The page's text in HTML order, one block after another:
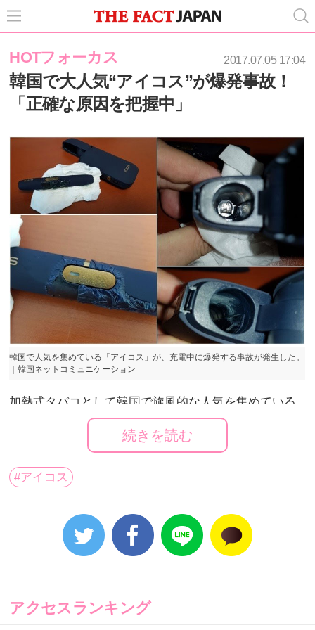
HOTフォーカス 2017.07.05 17:04
韓国で大人気“アイコス”が爆発事故！
「正確な原因を把握中」
韓国で人気を集めている「アイコス」が、充電中に爆発する事故が発生した。
｜韓国ネットコミュニケーション
加熱式タバコとして韓国で旋風的な人気を集めている
「IQOS（アイコス）」が、充電中に爆発する事故が発
生した。人命被害はなかったが、利用者の間では不安
の声があ高まっている。
フィリップモリスの新概念電子タバコであるアイコス
「爆発した」というタイトルのスレットが立てられ
た。投稿者は「喫煙を終えて、ホルダーを本体に入れ
て充電をしている途中、プラスチックが焦げる匂いが
続きを読む
#アイコス
アクセスランキング